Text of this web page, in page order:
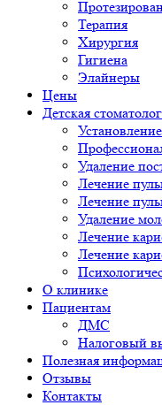
Терапия
Хирургия
Гигиена
Элайнеры
Цены
Детская
Удаление
Лечение
Лечение
Удаление
Лечение
Лечение
О клинике
Пациентам
ДМС
Налоговый
Полезная
Отзывы
Контакты